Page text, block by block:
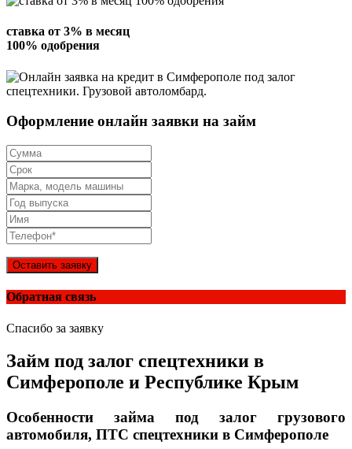
ставка от 3% в месяц
100% одобрения
Оформление онлайн заявки на займ
Оставить заявку
Обратная связь
Спасибо за заявку
Займ под залог спецтехники в
Симферополе и Республике Крым
Особенности займа под залог грузового
автомобиля, ПТС спецтехники в Симферополе